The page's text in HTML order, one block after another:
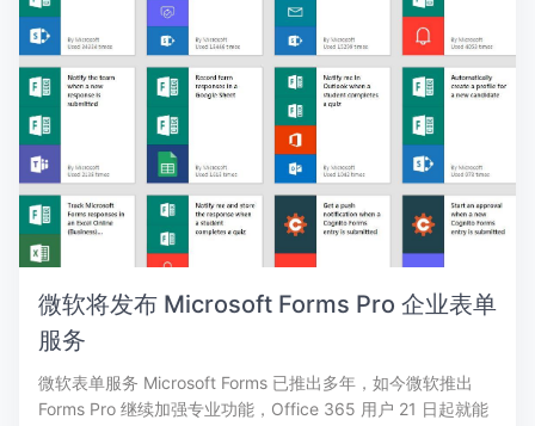
微软将发布 Microsoft Forms Pro 企业表单
服务
微软表单服务 Microsoft Forms 已推出多年，如今微软推出
Forms Pro 继续加强专业功能，Office 365 用户 21 日起就能